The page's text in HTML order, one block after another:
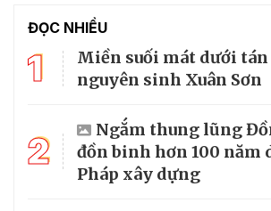
ĐỌC NHIỀU
1
Miền suối mát dưới
nguyên sinh Xuân Sơn
2
Ngắm thung lũng
đồn binh hơn 100 năm
Pháp xây dựng